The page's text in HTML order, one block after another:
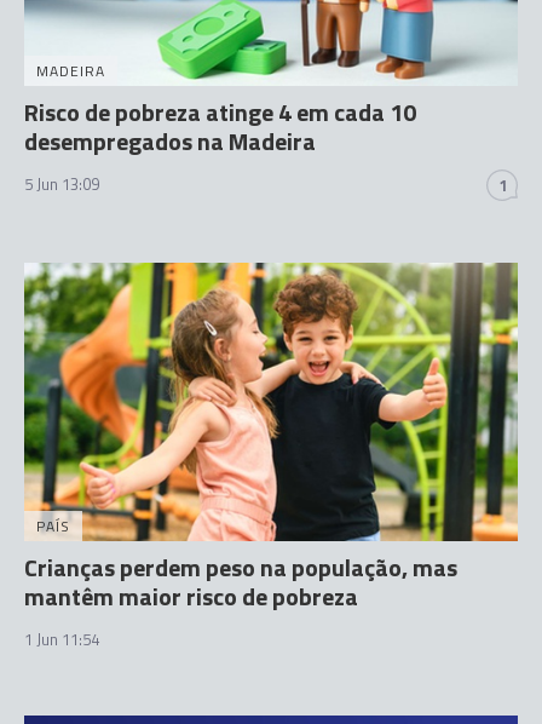
MADEIRA
Risco de pobreza atinge 4 em cada 10
desempregados na Madeira
5 Jun 13:09 1
PAÍS
Crianças perdem peso na população, mas
mantêm maior risco de pobreza
1 Jun 11:54